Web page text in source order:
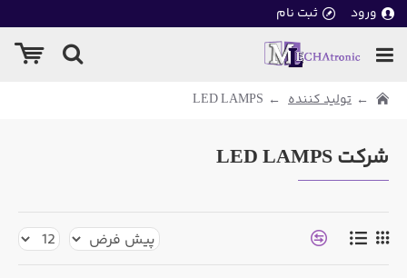
ورود ثبت نام
تولید کننده LED LAMPS
شرکت LED LAMPS